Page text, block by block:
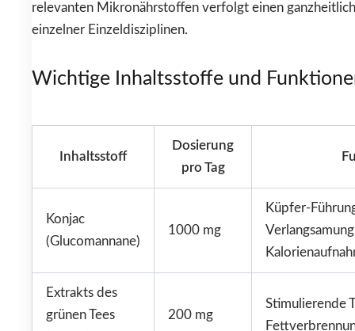
relevanten Mikronährstoffen verfolgt einen
einzelner Einzeldisziplinen.
Wichtige Inhaltsstoffe und
Inhaltsstoff
Dosierung
pro Tag
Konjac
(Glucomannane)
1000 mg
Küpfer-
Extrakts des
grünen Tees
200 mg
Stimulierende